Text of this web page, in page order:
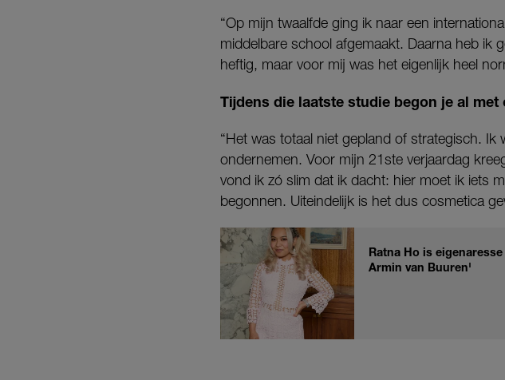
“Op mijn twaalfde ging ik naar een
middelbare school afgemaakt. Daarna heb ik
heftig, maar voor mij was het eigenlijk heel
Tijdens die laatste studie begon je al
“Het was totaal niet gepland of strategisch.
ondernemen. Voor mijn 21ste verjaardag
vond ik zó slim dat ik dacht: hier moet ik iets
begonnen. Uiteindelijk is het dus cosmetica
Ratna Ho is
Armin van Buuren'